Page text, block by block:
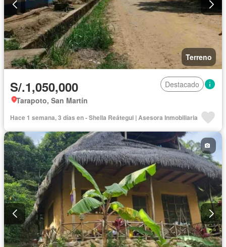
Terreno
S/.1,050,000
Destacado
Tarapoto, San Martín
Hace 1 semana, 3 días en - Shella Reátegui | Asesora Inmobiliaria